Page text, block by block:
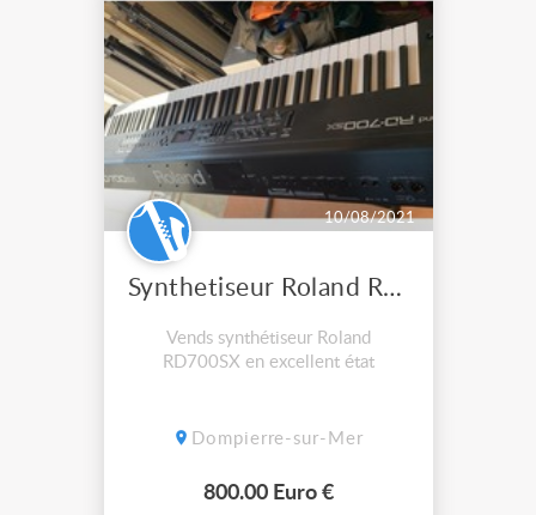
10/08/2021
Synthetiseur Roland RD700SX
Vends synthétiseur Roland
RD700SX en excellent état
Dompierre-sur-Mer
800.00 Euro €